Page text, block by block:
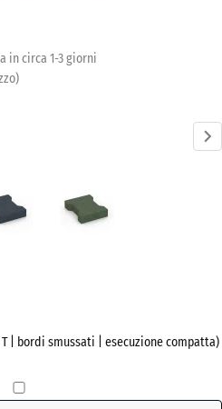
in circa 1-3 giorni
ardesia
| bordi smussati | esecuzione compatta)